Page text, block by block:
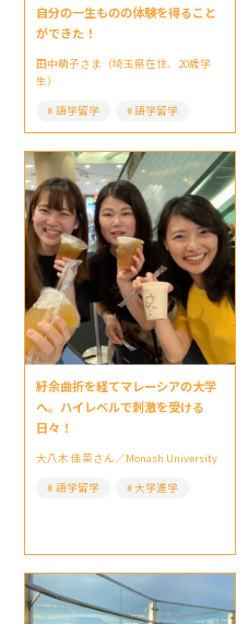
自分の一生ものの体験を得ること
ができた！
田中萌子さま（埼玉県在住、20歳学
生）
語学留学
語学留学
紆余曲折を経てマレーシアの大学
へ。ハイレベルで刺激を受ける
日々！
大八木 佳菜さん／Monash University
語学留学
大学進学